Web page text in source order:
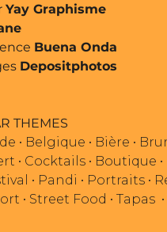
Yay Graphisme
Buena Onda
Depositphotos
THEMES
• Belgique • Bière •
• Cocktails • Boutique •
• Pandi • Portraits •
• Street Food • Tapas •